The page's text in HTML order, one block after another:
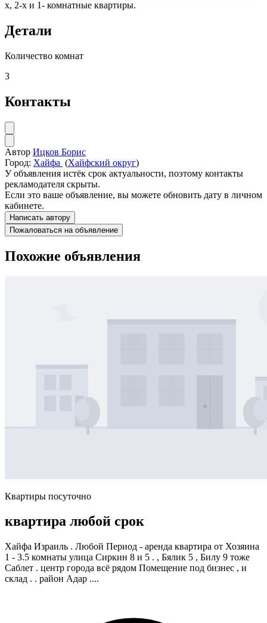
х, 2-х и 1- комнатные квартиры.
Детали
Количество комнат
3
Контакты
Автор Ицков Борис
Город: Хайфа (Хайфский округ)
У объявления истёк срок актуальности, поэтому контакты
рекламодателя скрыты.
Если это ваше объявление, вы можете обновить дату в личном
кабинете.
Написать автору
Пожаловаться на объявление
Похожие объявления
Квартиры посуточно
квартира любой срок
Хайфа Израиль . Любой Период - аренда квартира от Хозяина
1 - 3.5 комнаты улица Сиркин 8 и 5 . , Бялик 5 , Билу 9 тоже
Саблет . центр города всё рядом Помещение под бизнес , и
склад . . район Адар ....